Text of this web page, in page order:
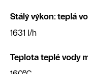
Stálý výkon: teplá
1631 l/h
Teplota teplé vody